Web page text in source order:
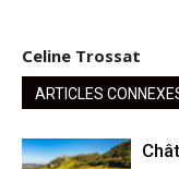
Celine Trossat
ARTICLES